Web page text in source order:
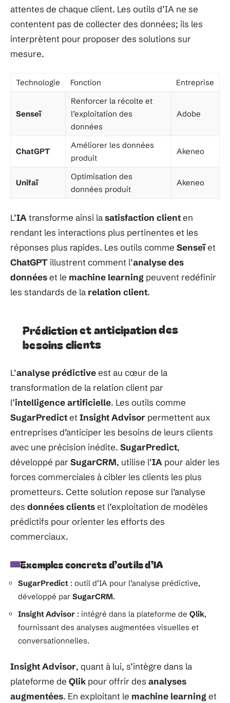
attentes de chaque client. Les outils d’IA ne se
contentent pas de collecter des données; ils les
interprètent pour proposer des solutions sur
mesure.
Technologie Fonction Entreprise
Senseï
Renforcer la récolte et
l’exploitation des
données
Adobe
ChatGPT
Améliorer les données
produit
Akeneo
Unifaï
Optimisation des
données produit
Akeneo
L’IA transforme ainsi lasatisfaction clienten
rendant les interactions plus pertinentes et les
réponses plus rapides. Les outils comme Senseïet
ChatGPT illustrent comment l’analyse des
donnéeset le machine learning peuvent redéfinir
les standards de la relation client.
Prédiction et anticipation des
besoins clients
L’analyse prédictiveest au cœur de la
transformation de la relation client par
l’intelligence artificielle. Les outils comme
SugarPredictet Insight Advisor permettent aux
entreprises d’anticiper les besoins de leurs clients
avec une précision inédite. SugarPredict,
développé parSugarCRM, utilise l’IA pour aider les
forces commerciales à cibler les clients les plus
prometteurs. Cette solution repose sur l’analyse
des données clientset l’exploitation de modèles
prédictifs pour orienter les efforts des
commerciaux.
Exemples concrets d’outils d’IA
SugarPredict : outil d’IA pour l’analyse prédictive,
développé par SugarCRM.
Insight Advisor : intégré dans la plateforme de Qlik,
fournissant des analyses augmentées visuelles et
conversationnelles.
Insight Advisor, quant à lui, s’intègre dans la
plateforme de Qlik pour offrir des analyses
augmentées. En exploitant le machine learning et